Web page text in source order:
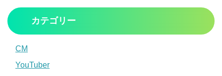
カテゴリー
CM
YouTuber